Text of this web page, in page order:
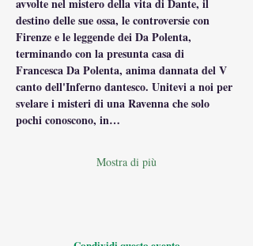
avvolte nel mistero della vita di Dante, il
destino delle sue ossa, le controversie con
Firenze e le leggende dei Da Polenta,
terminando con la presunta casa di
Francesca Da Polenta, anima dannata del V
canto dell'Inferno dantesco. Unitevi a noi per
svelare i misteri di una Ravenna che solo
pochi conoscono, in…
Mostra di più